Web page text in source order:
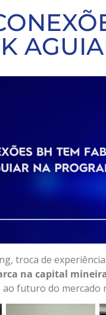
troca de
na capital
ao futuro do mercado